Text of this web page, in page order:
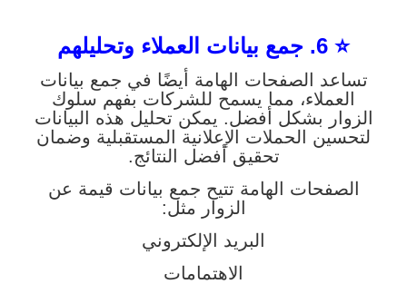
⭐ 6. جمع بيانات العملاء وتحليلهم
تساعد الصفحات الهامة أيضًا في جمع بيانات
العملاء، مما يسمح للشركات بفهم سلوك
الزوار بشكل أفضل. يمكن تحليل هذه البيانات
لتحسين الحملات الإعلانية المستقبلية وضمان
تحقيق أفضل النتائج.
الصفحات الهامة تتيح جمع بيانات قيمة عن
الزوار مثل:
البريد الإلكتروني
الاهتمامات